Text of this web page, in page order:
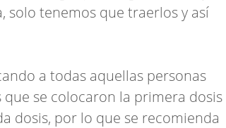
solo tenemos que traerlos y así
a todas aquellas personas
se colocaron la primera dosis
dosis, por lo que se recomienda